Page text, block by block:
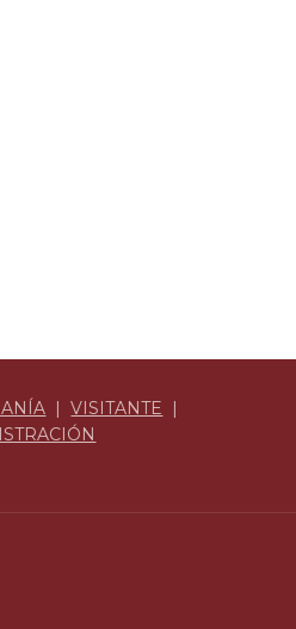
|VISITANTE |